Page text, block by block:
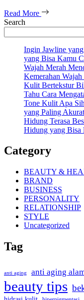
Read More
Search
Ingin Jawline
yang Bisa Kamu
Wajah Merah
Kemerahan
Kulit Bertekstur
Tahu Cara
Tone Kulit Apa
yang Paling
Hidung Terasa
Hidung yang Bisa
Category
BEAUTY &
BRAND
BUSINESS
PERSONALITY
RELATIONSHIP
STYLE
Uncategorized
Tag
anti aging anti aging
beauty tips